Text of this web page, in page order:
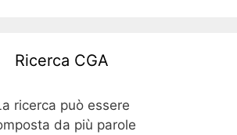
Ricerca CGA
ricerca può essere
da più parole